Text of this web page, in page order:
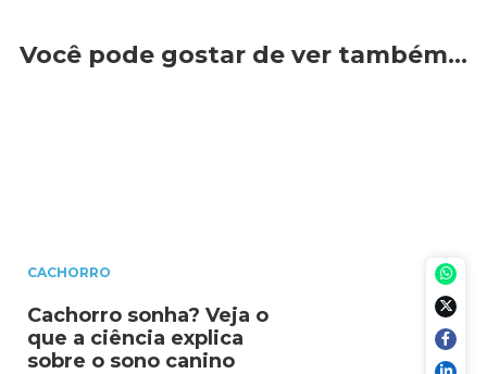
Você pode gostar de ver também…
CACHORRO
Cachorro sonha? Veja o
que a ciência explica
sobre o sono canino